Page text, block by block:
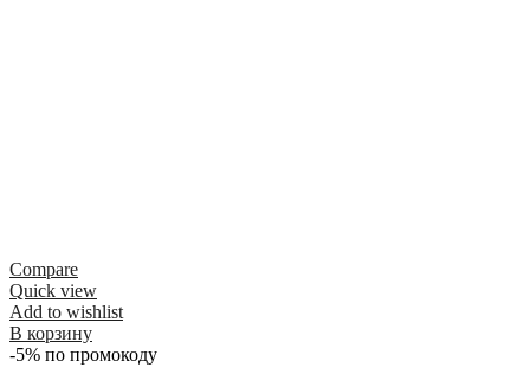
Compare
Quick view
Add to wishlist
В корзину
-5% по промокоду